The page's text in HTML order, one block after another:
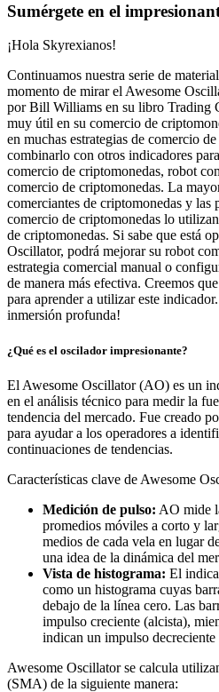
Sumérgete en el
¡Hola Skyrexianos!
Continuamos nuestra serie de
momento de mirar el Awesome
por Bill Williams en su libro Trading
muy útil en su comercio de
en muchas estrategias de comercio
combinarlo con otros indicadores
comercio de criptomonedas, robot
comercio de criptomonedas. La
comerciantes de criptomonedas y las
comercio de criptomonedas lo
de criptomonedas. Si sabe que está
Oscillator, podrá mejorar su robot
estrategia comercial manual o
de manera más efectiva. Creemos
para aprender a utilizar este
inmersión profunda!
¿Qué es el oscilador impresionante?
El Awesome Oscillator (AO) es un
en el análisis técnico para medir la
tendencia del mercado. Fue creado
para ayudar a los operadores a
continuaciones de tendencias.
Características clave de Awesome
Medición de pulso: AO mide
promedios móviles a corto y
medios de cada vela en lugar
una idea de la dinámica del
Vista de histograma: El
como un histograma cuyas
debajo de la línea cero. Las
impulso creciente (alcista),
indican un impulso decreciente
Awesome Oscillator se calcula
(SMA) de la siguiente manera: